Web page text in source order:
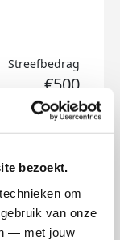
bezoekt.
om
van onze
— met jouw
Streefbedrag
€500